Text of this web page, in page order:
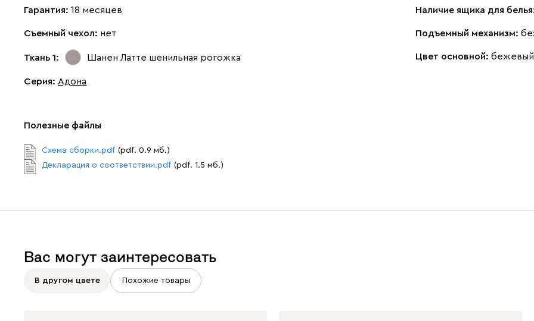
Гарантия: 18 месяцев
Съемный чехол: нет
Ткань 1: Шанен Латте шенильная рогожка
Серия: Адона
Наличие ящика для
Подъемный механизм:
Цвет основной: бежевый
Полезные файлы
Схема сборки.pdf (pdf. 0.9 мб.)
Декларация о соответствии.pdf (pdf. 1.5 мб.)
Вас могут заинтересовать
В другом цвете Похожие товары